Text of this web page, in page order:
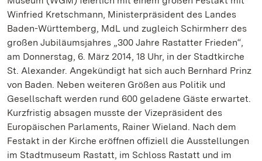
Winfried Kretschmann, Ministerpräsident des Landes
Baden-Württemberg, MdL und zugleich Schirmherr des
großen Jubiläumsjahres „300 Jahre Rastatter Frieden“,
am Donnerstag, 6. März 2014, 18 Uhr, in der Stadtkirche
St. Alexander. Angekündigt hat sich auch Bernhard Prinz
von Baden. Neben weiteren Größen aus Politik und
Gesellschaft werden rund 600 geladene Gäste erwartet.
Kurzfristig absagen musste der Vizepräsident des
Europäischen Parlaments, Rainer Wieland. Nach dem
Festakt in der Kirche eröffnen offiziell die Ausstellungen
im Stadtmuseum Rastatt, im Schloss Rastatt und im